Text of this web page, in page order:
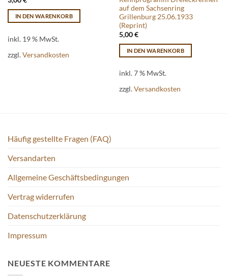
IN DEN WARENKORB
inkl. 19 % MwSt.
zzgl.Versandkosten
auf dem Sachsenring
Grillenburg 25.06.1933
(Reprint)
5,00€
IN DEN WARENKORB
inkl. 7 % MwSt.
zzgl.Versandkosten
Häufig gestellte Fragen (FAQ)
Versandarten
Allgemeine Geschäftsbedingungen
Vertrag widerrufen
Datenschutzerklärung
Impressum
NEUESTE KOMMENTARE